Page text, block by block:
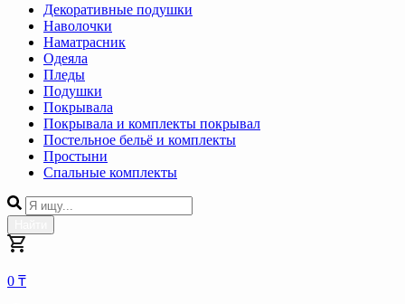
Декоративные подушки
Наволочки
Наматрасник
Одеяла
Пледы
Подушки
Покрывала
Покрывала и комплекты покрывал
Постельное бельё и комплекты
Простыни
Спальные комплекты
0 ₸